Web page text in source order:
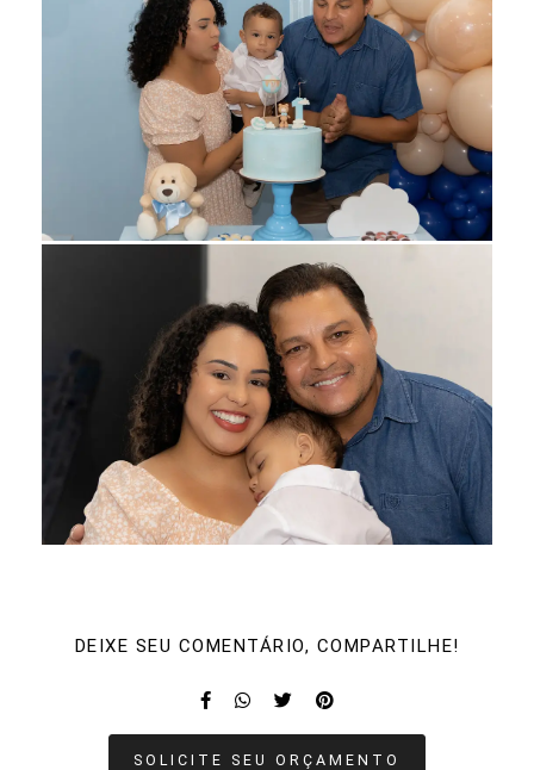
DEIXE SEU COMENTÁRIO, COMPARTILHE!
SOLICITE SEU ORÇAMENTO